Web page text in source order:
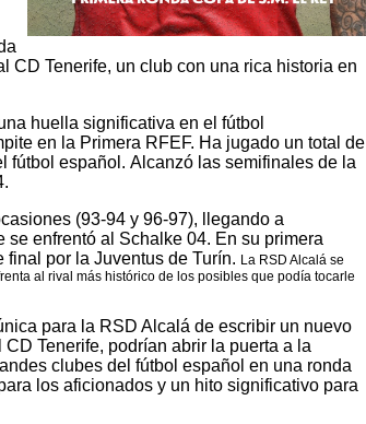
CD Tenerife, un club con una rica historia en
huella significativa en el fútbol
en la Primera RFEF. Ha jugado un total de
fútbol español. Alcanzó las semifinales de la
(93-94 y 96-97), llegando a
enfrentó al Schalke 04. En su primera
por la Juventus de Turín. La RSD Alcalá se
al rival más histórico de los posibles que podía tocarle
para la RSD Alcalá de escribir un nuevo
Tenerife, podrían abrir la puerta a la
clubes del fútbol español en una ronda
los aficionados y un hito significativo para